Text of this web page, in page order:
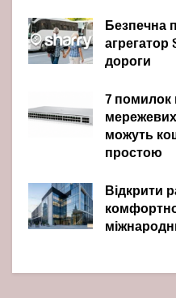
Безпечна
агрегатор
дороги
7 помилок
мережевих
можуть
простою
Відкрити